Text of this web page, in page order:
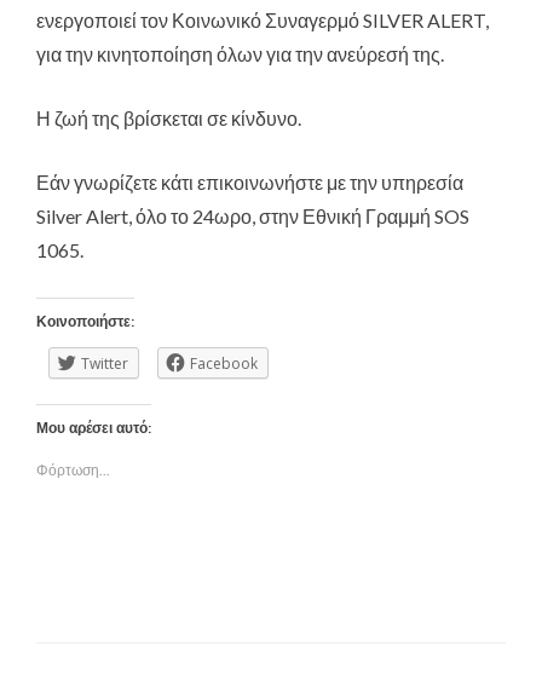
ενεργοποιεί τον Κοινωνικό Συναγερμό SILVER ALERT,
για την κινητοποίηση όλων για την ανεύρεσή της.
Η ζωή της βρίσκεται σε κίνδυνο.
Εάν γνωρίζετε κάτι επικοινωνήστε με την υπηρεσία
Silver Alert, όλο το 24ωρο, στην Εθνική Γραμμή SOS
1065.
Κοινοποιήστε:
Twitter Facebook
Μου αρέσει αυτό:
Φόρτωση...